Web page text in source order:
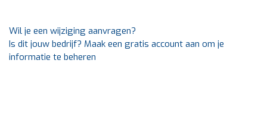
Wil je een wijziging aanvragen?
Is dit jouw bedrijf? Maak een gratis account aan om je
informatie te beheren